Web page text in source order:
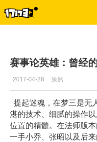
赛事论英雄：曾经
2017-04-28 泉然
提起迷魂，在梦三是无
湛的技术、细腻的操作
位置的精髓。在法师版
一手小乔、张昭以及后